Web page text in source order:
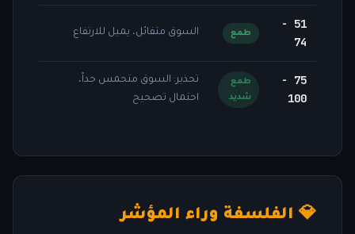
51 -
74
طمع السوق متفائل، يميل للارتفاع
75 -
100
طمع
شديد
تحذير: السوق متحمس جداً،
احتمال تصحيح
💎 الفلسفة وراء المؤشر